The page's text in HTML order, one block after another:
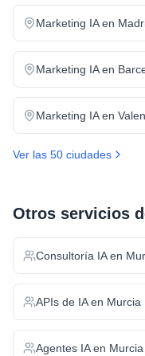
Marketing IAen
Marketing IAen
Marketing IAen
Ver las 50 ciudades
Otros servicios
Consultoría IAen
APIs de IAen Murcia
Agentes IAen Murcia